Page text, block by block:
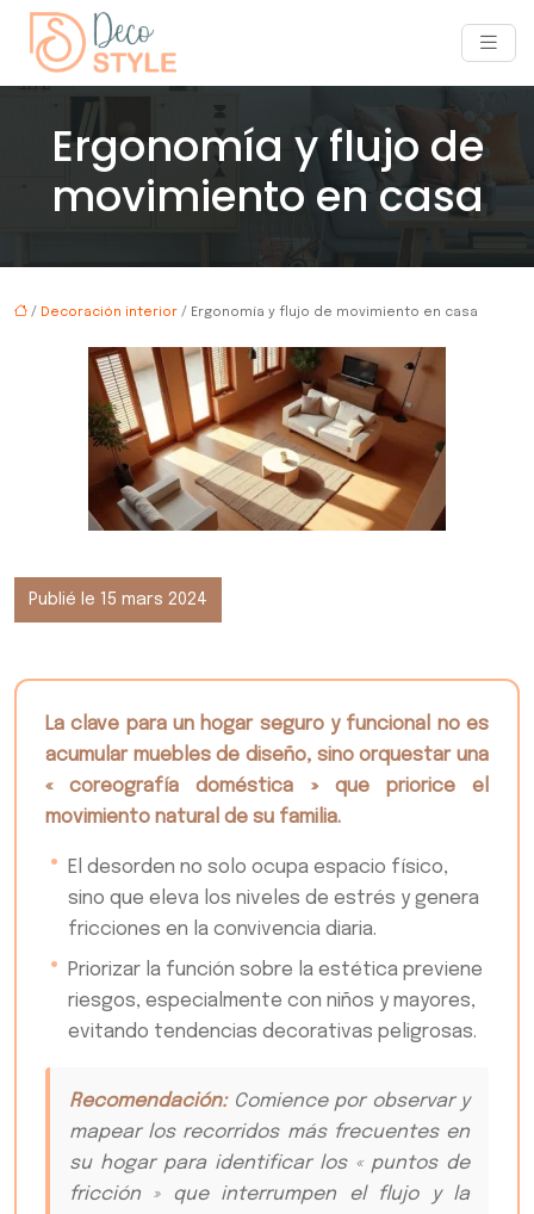
Ergonomía y flujo de
movimiento en casa
/ Decoración interior / Ergonomía y flujo de movimiento en casa
Publié le 15 mars 2024
La clave para un hogar seguro y funcional no es
acumular muebles de diseño, sino orquestar una
« coreografía doméstica » que priorice el
movimiento natural de su familia.
El desorden no solo ocupa espacio físico,
sino que eleva los niveles de estrés y genera
fricciones en la convivencia diaria.
Priorizar la función sobre la estética previene
riesgos, especialmente con niños y mayores,
evitando tendencias decorativas peligrosas.
Recomendación:Comience por observar y
mapear los recorridos más frecuentes en
su hogar para identificar los « puntos de
fricción » que interrumpen el flujo y la